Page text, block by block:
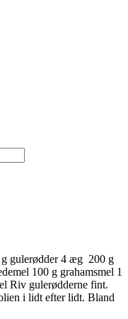
g gulerødder 4 æg 200 g
100 g grahamsmel 1
Riv gulerødderne fint.
i lidt efter lidt. Bland